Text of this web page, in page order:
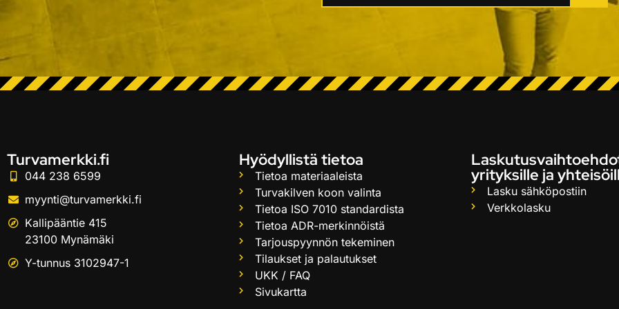
Turvamerkki.fi
044 238 6599
myynti@turvamerkki.fi
Kallipääntie 415
23100 Mynämäki
Y-tunnus 3102947-1
Hyödyllistä tietoa
Tietoa materiaaleista
Turvakilven koon valinta
Tietoa ISO 7010 standardista
Tietoa ADR-merkinnöistä
Tarjouspyynnön tekeminen
Tilaukset ja palautukset
UKK / FAQ
Sivukartta
yrityksille ja
Lasku sähköpostiin
Verkkolasku